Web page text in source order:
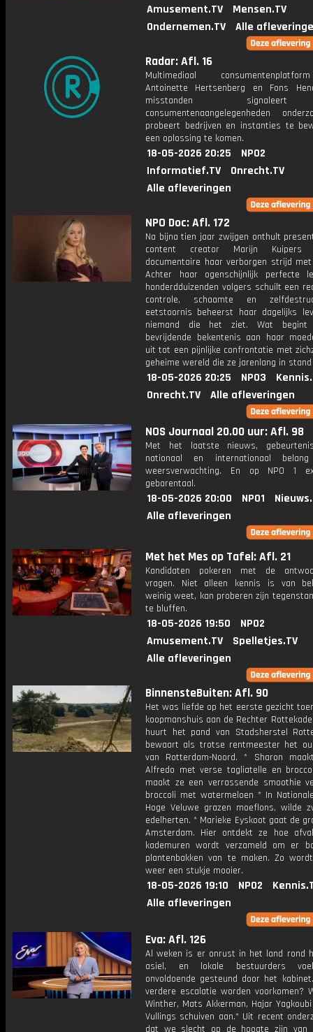
Amusement.TV
Mensen.TV
Ondernemen.TV
Alle
Radar: Afl. 16
Multimediaal
Antoinette Hertsenberg en Fons
misstanden
consumentenaangelegenheden
probeert bedrijven en instanties te
een oplossing te komen.
18-05-2026 20:25
NPO2
Informatief.TV
Onrecht.TV
Alle afleveringen
NPO Doc: Afl. 172
Na bijna tien jaar zwijgen onthult
content creator Marijn
documentaire haar verborgen strijd
Achter haar ogenschijnlijk perfecte
honderdduizenden volgers schuilt een
controle, schaamte en
eetstoornis beheerst haar dagelijks
niemand die het ziet. Wat
bevrijdende bekentenis aan haar
uit tot een pijnlijke confrontatie met
geheime wereld die ze jarenlang in
18-05-2026 20:25 NPO3
Onrecht.TV
Alle afleveringen
NOS Journaal 20.00 uur: Afl. 98
Met het laatste nieuws,
nationaal en internationaal
weersverwachting. En op NPO 1
gebarentaal.
18-05-2026 20:00 NPO1
Alle afleveringen
Met het Mes op Tafel: Afl. 21
Kandidaten pokeren met de
vragen. Niet alleen kennis is van
weinig weet, kan proberen zijn
te bluffen.
18-05-2026 19:50
NPO2
Amusement.TV
Spelletjes.TV
Alle afleveringen
BinnensteBuiten: Afl. 90
Het was liefde op het eerste gezicht
koopmanshuis aan de Rechter
huurt het pand van Stadsherstel
bewaart als trotse rentmeester het
van Rotterdam-Noord. * Sharon
Alfredo met verse tagliatelle en
maakt ze een verrassende smoothie
broccoli met watermeloen * In
Hoge Veluwe grazen moeflons, wilde
edelherten. * Marieke Eyskoot gaat de
Amsterdam. Hier ontdekt ze hoe
kademuren wordt verzameld om er
plantenbakken van te maken. Zo
weer een stukje mooier.
18-05-2026 19:10 NPO2
Alle afleveringen
Eva: Afl. 126
Al weken is er onrust in het land rond
asiel, en lokale bestuurders
onvoldoende gesteund door het
verdere escalatie worden voorkomen?
Winther, Mats Akkerman, Hajar
Vullings schuiven aan.* Uit recent
dat we slecht op de hoogte zijn van